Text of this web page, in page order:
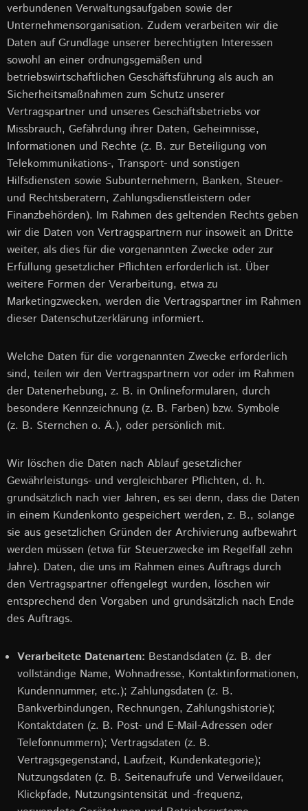
verbundenen Verwaltungsaufgaben sowie der
Unternehmensorganisation. Zudem verarbeiten wir die
Daten auf Grundlage unserer berechtigten Interessen
sowohl an einer ordnungsgemäßen und
betriebswirtschaftlichen Geschäftsführung als auch an
Sicherheitsmaßnahmen zum Schutz unserer
Vertragspartner und unseres Geschäftsbetriebs vor
Missbrauch, Gefährdung ihrer Daten, Geheimnisse,
Informationen und Rechte (z. B. zur Beteiligung von
Telekommunikations-, Transport- und sonstigen
Hilfsdiensten sowie Subunternehmern, Banken, Steuer-
und Rechtsberatern, Zahlungsdienstleistern oder
Finanzbehörden). Im Rahmen des geltenden Rechts geben
wir die Daten von Vertragspartnern nur insoweit an Dritte
weiter, als dies für die vorgenannten Zwecke oder zur
Erfüllung gesetzlicher Pflichten erforderlich ist. Über
weitere Formen der Verarbeitung, etwa zu
Marketingzwecken, werden die Vertragspartner im Rahmen
dieser Datenschutzerklärung informiert.
Welche Daten für die vorgenannten Zwecke erforderlich
sind, teilen wir den Vertragspartnern vor oder im Rahmen
der Datenerhebung, z. B. in Onlineformularen, durch
besondere Kennzeichnung (z. B. Farben) bzw. Symbole
(z. B. Sternchen o. Ä.), oder persönlich mit.
Wir löschen die Daten nach Ablauf gesetzlicher
Gewährleistungs- und vergleichbarer Pflichten, d. h.
grundsätzlich nach vier Jahren, es sei denn, dass die Daten
in einem Kundenkonto gespeichert werden, z. B., solange
sie aus gesetzlichen Gründen der Archivierung aufbewahrt
werden müssen (etwa für Steuerzwecke im Regelfall zehn
Jahre). Daten, die uns im Rahmen eines Auftrags durch
den Vertragspartner offengelegt wurden, löschen wir
entsprechend den Vorgaben und grundsätzlich nach Ende
des Auftrags.
Verarbeitete Datenarten: Bestandsdaten (z. B. der
vollständige Name, Wohnadresse, Kontaktinformationen,
Kundennummer, etc.); Zahlungsdaten (z. B.
Bankverbindungen, Rechnungen, Zahlungshistorie);
Kontaktdaten (z. B. Post- und E-Mail-Adressen oder
Telefonnummern); Vertragsdaten (z. B.
Vertragsgegenstand, Laufzeit, Kundenkategorie);
Nutzungsdaten (z. B. Seitenaufrufe und Verweildauer,
Klickpfade, Nutzungsintensität und -frequenz,